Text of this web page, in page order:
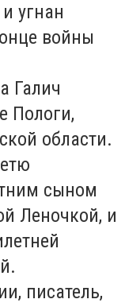
угнан
войны
Галич
Пологи,
области.
сыном
Леночкой, и
писатель,